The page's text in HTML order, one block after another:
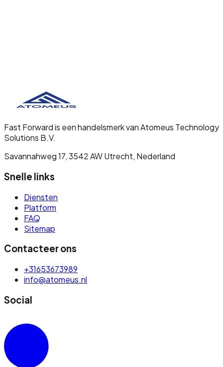
Fast Forward is een handelsmerk van Atomeus Technology
Solutions B.V.
Savannahweg 17, 3542 AW Utrecht, Nederland
Snelle links
Diensten
Platform
FAQ
Sitemap
Contacteer ons
+31653673989
info@atomeus.nl
Social